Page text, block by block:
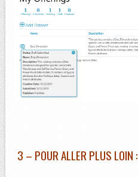
3 – POUR ALLER PLUS LOIN :